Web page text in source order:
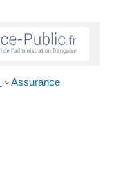
> Assurance